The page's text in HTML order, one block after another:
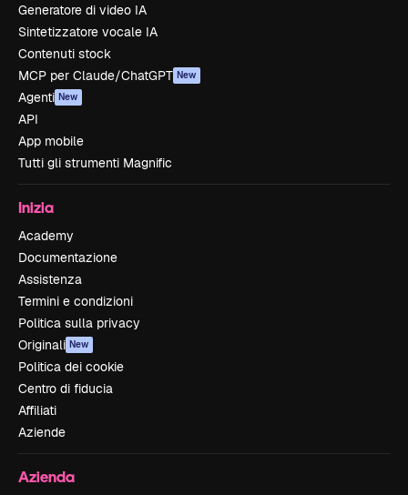
Generatore di video IA
Sintetizzatore vocale IA
Contenuti stock
MCP per Claude/ChatGPT New
Agenti New
API
App mobile
Tutti gli strumenti Magnific
Inizia
Academy
Documentazione
Assistenza
Termini e condizioni
Politica sulla privacy
Originali New
Politica dei cookie
Centro di fiducia
Affiliati
Aziende
Azienda